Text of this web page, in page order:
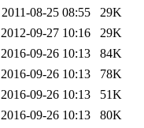
2011-08-25 08:55
29K
2012-09-27 10:16
29K
2016-09-26 10:13
84K
2016-09-26 10:13
78K
2016-09-26 10:13
51K
2016-09-26 10:13
80K